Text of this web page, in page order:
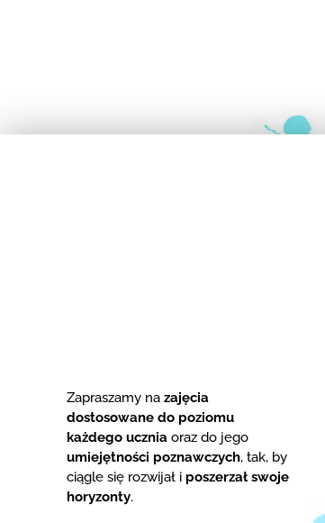
Zapraszamy nazajęcia
dostosowane do poziomu
każdego ucznia oraz do jego
umiejętności poznawczych, tak, by
ciągle się rozwijał i poszerzał swoje
horyzonty.